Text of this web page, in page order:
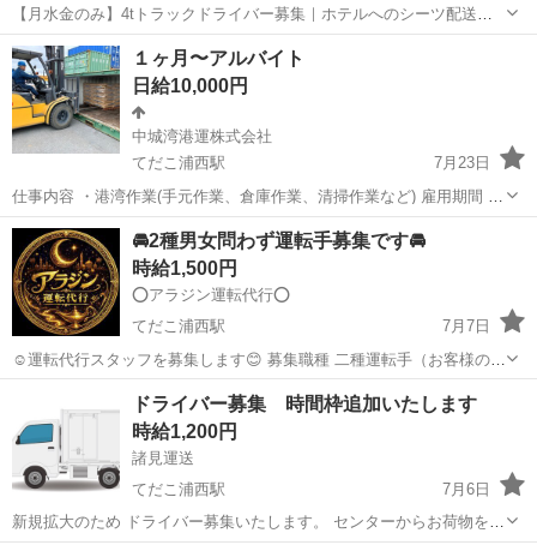
【月水金のみ】4tトラックドライバー募集｜ホテルへのシーツ配送・
回収 ホテルや宿泊施設へシーツを配送し、使用済みリネンを回収して
いただくお仕事です。 出発地は宜野座村127番地。 読谷村・恩納村・
今帰仁村方面な...
沖縄 国頭郡 てだこ浦西駅 ドライバー
１ヶ月〜アルバイト
日給10,000円
中城湾港運株式会社
てだこ浦西駅
7月23日
仕事内容 ・港湾作業(手元作業、倉庫作業、清掃作業など) 雇用期間 ・
7月〜 雇用形態 ・アルバイト 貸与 ・ヘルメット、革手袋など貸与有
(持参出来る方は持参ください) 年齢 ・18歳〜40...
沖縄 沖縄市 てだこ浦西駅 その他 手元
🚘️2種男女問わず運転手募集です🚘️
時給1,500円
⭕️アラジン運転代行⭕️
てだこ浦西駅
7月7日
☺️運転代行スタッフを募集します😊 募集職種 二種運転手（お客様の車
を運転） 応募資格 【二種運転手】 普通自動車第二種免許保有者 エリ
ア 沖縄市〜中部地域メイン 勤務時間 21:00～翌3:00の6時間 年齢、男
女...
てだこ浦西駅 ドライバー スタッフ
ドライバー募集 時間枠追加いたします
時給1,200円
諸見運送
てだこ浦西駅
7月6日
新規拡大のため ドライバー募集いたします。 センターからお荷物を受
け取り お届けするお仕事になります。 自分のライフスタイルに合うお